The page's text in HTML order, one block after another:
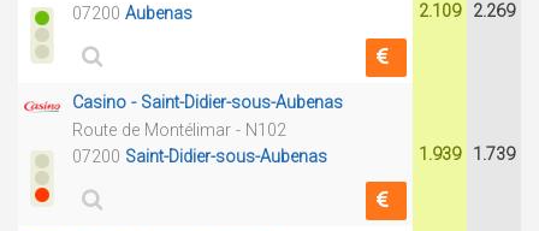
07200 Aubenas 2.109 2.269
Casino - Saint-Didier-sous-Aubenas
Route de Montélimar - N102
07200 Saint-Didier-sous-Aubenas 1.939 1.739